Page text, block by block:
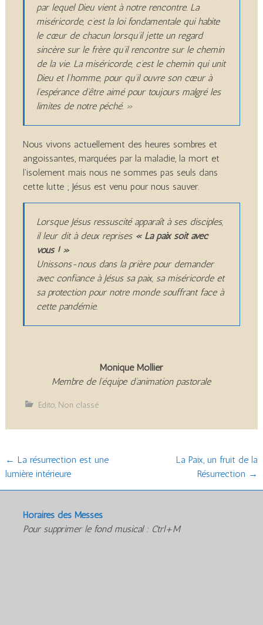
par lequel Dieu vient à notre rencontre. La
miséricorde, c’est la loi fondamentale qui habite
le cœur de chacun lorsqu’il jette un regard
sincère sur le frère qu’il rencontre sur le chemin
de la vie. La miséricorde, c’est le chemin qui unit
Dieu et l’homme, pour qu’il ouvre son cœur à
l’espérance d’être aimé pour toujours malgré les
limites de notre péché. »
Nous vivons actuellement des heures sombres et
angoissantes, marquées par la maladie, la mort et
l’isolement mais nous ne sommes pas seuls dans
cette lutte ; Jésus est venu pour nous sauver.
Lorsque Jésus ressuscité apparaît à ses disciples,
il leur dit à deux reprises « La paix soit avec
vous ! »
Unissons-nous dans la prière pour demander
avec confiance à Jésus sa paix, sa miséricorde et
sa protection pour notre monde souffrant face à
cette pandémie.
Monique Mollier
Membre de l’équipe d’animation pastorale
Edito, Non classé
Post
navigation
← La résurrection est une
lumière intérieure
La Paix, un fruit de la
Résurrection →
Horaires des Messes
Pour supprimer le fond musical : Ctrl+M